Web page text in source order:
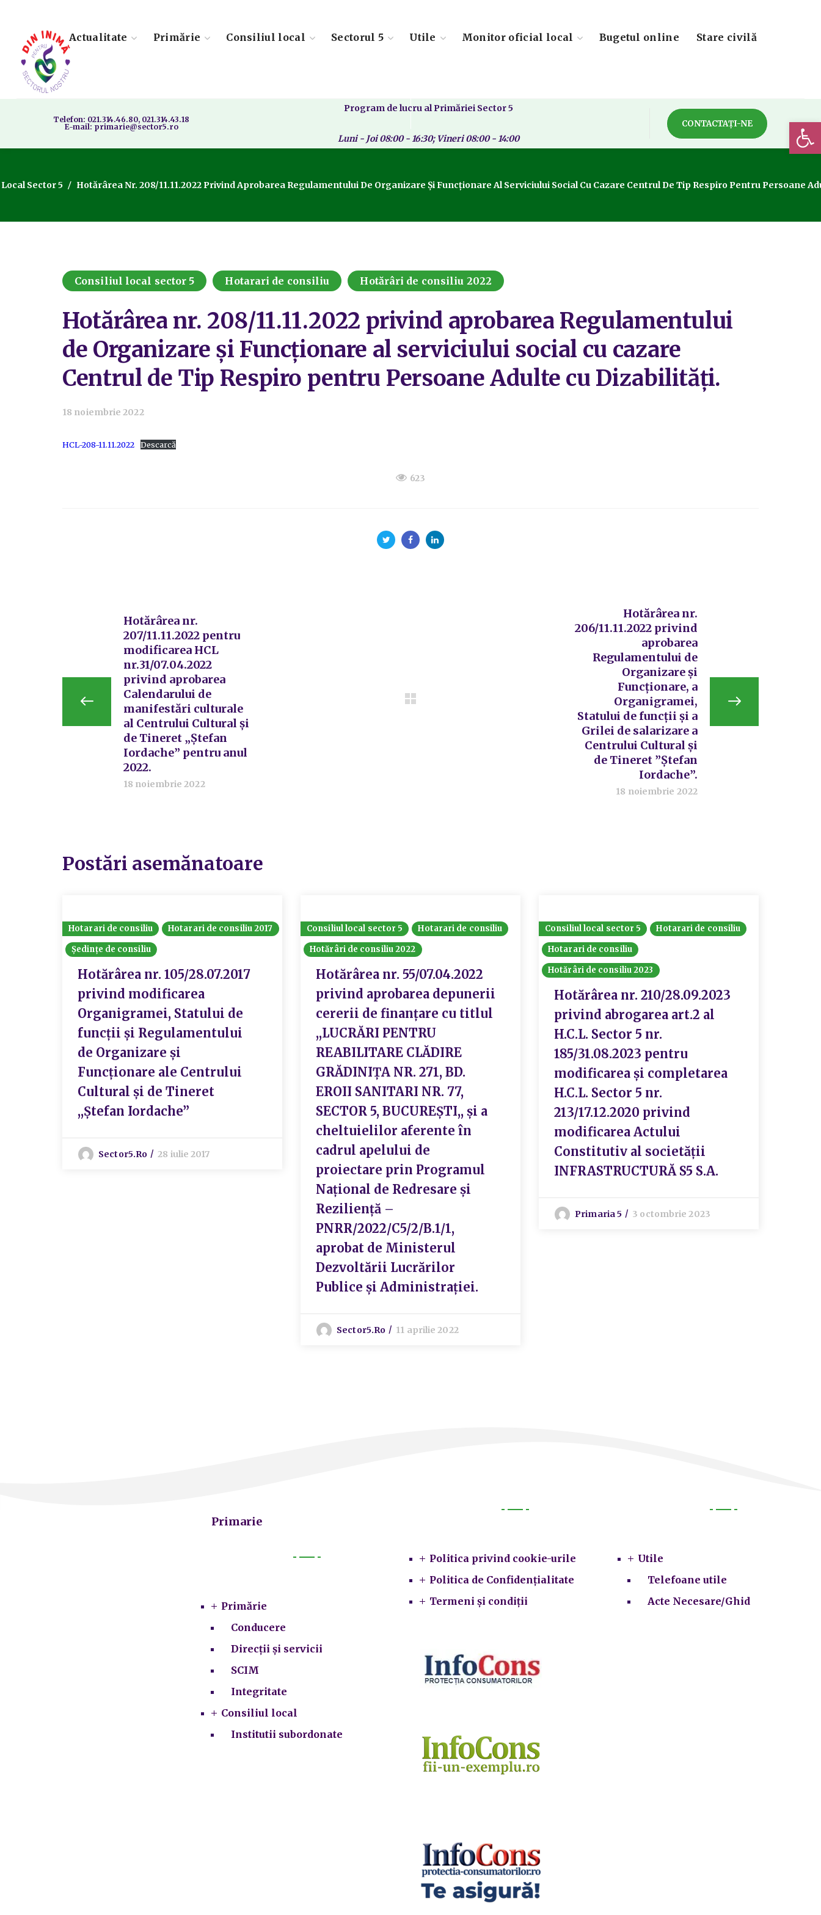
Actualitate Primărie Consiliul local Sectorul 5 Utile Monitor oficial local Bugetul online Stare civilă
Telefon: 021.314.46.80, 021.314.43.18
E-mail: primarie@sector5.ro
Program de lucru al Primăriei Sector 5
Luni - Joi 08:00 - 16:30; Vineri 08:00 - 14:00
CONTACTAȚI-NE
Sector 5 Hotărârea Nr. 208/11.11.2022 Privind Aprobarea Regulamentului De Organizare Și Funcționare Al Serviciului Social Cu Cazare Centrul De Tip Respiro Pentru Persoane
Consiliul local sector 5 Hotarari de consiliu Hotărâri de consiliu 2022
Hotărârea nr. 208/11.11.2022 privind aprobarea Regulamentului
de Organizare și Funcționare al serviciului social cu cazare
Centrul de Tip Respiro pentru Persoane Adulte cu Dizabilități.
18 noiembrie 2022
HCL-208-11.11.2022 Descarcă
623
Hotărârea nr.
207/11.11.2022 pentru
modificarea HCL
nr.31/07.04.2022
privind aprobarea
Calendarului de
manifestări culturale
al Centrului Cultural și
de Tineret „Ștefan
Iordache” pentru anul
2022.
18 noiembrie 2022
Hotărârea nr.
206/11.11.2022 privind
aprobarea
Regulamentului de
Organizare și
Funcționare, a
Organigramei,
Statului de funcții și a
Grilei de salarizare a
Centrului Cultural și
de Tineret ”Ștefan
Iordache”.
18 noiembrie 2022
Postări asemănatoare
Hotarari de consiliu
Hotarari de consiliu 2017
Ședințe de consiliu
Hotărârea nr. 105/28.07.2017
privind modificarea
Organigramei, Statului de
funcții și Regulamentului
de Organizare și
Funcționare ale Centrului
Cultural și de Tineret
,,Ștefan Iordache”
Sector5.ro 28 iulie 2017
Consiliul local sector 5
Hotarari de consiliu
Hotărâri de consiliu 2022
Hotărârea nr. 55/07.04.2022
privind aprobarea depunerii
cererii de finanțare cu titlul
,,LUCRĂRI PENTRU
REABILITARE CLĂDIRE
GRĂDINIȚA NR. 271, BD.
EROII SANITARI NR. 77,
SECTOR 5, BUCUREȘTI,, și a
cheltuielilor aferente în
cadrul apelului de
proiectare prin Programul
Național de Redresare și
Reziliență –
PNRR/2022/C5/2/B.1/1,
aprobat de Ministerul
Dezvoltării Lucrărilor
Publice și Administrației.
Sector5.ro 11 aprilie 2022
Consiliul local sector 5
Hotarari de consiliu
Hotarari de consiliu
Hotărâri de consiliu 2023
Hotărârea nr. 210/28.09.2023
privind abrogarea art.2 al
H.C.L. Sector 5 nr.
185/31.08.2023 pentru
modificarea și completarea
H.C.L. Sector 5 nr.
213/17.12.2020 privind
modificarea Actului
Constitutiv al societății
INFRASTRUCTURĂ S5 S.A.
Primaria 5 3 octombrie 2023
Primarie
Primărie
Conducere
Direcții și servicii
SCIM
Integritate
Consiliul local
Institutii subordonate
Politica privind cookie-urile
Politica de Confidențialitate
Termeni și condiții
Utile
Telefoane utile
Acte Necesare/Ghid